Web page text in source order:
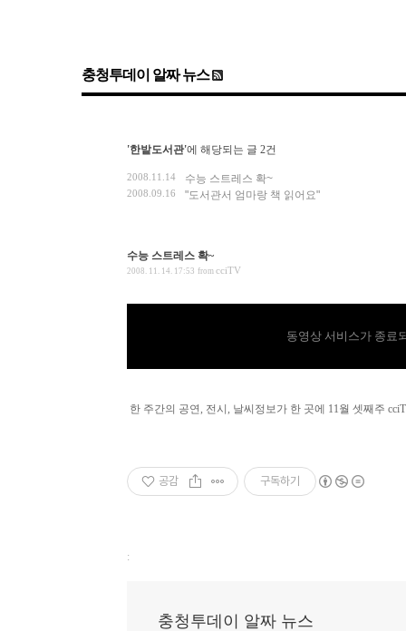
충청투데이 알짜 뉴스
'한밭도서관'에 해당되는 글 2건
2008.11.14 수능 스트레스 확~
2008.09.16 "도서관서 엄마랑 책 읽어요"
수능 스트레스 확~
2008. 11. 14. 17:53 from cciTV
동영상 서비스가 종료
한 주간의 공연, 전시, 날씨정보가 한 곳에 11월 셋째주
공감 구독하기
:
충청투데이 알짜 뉴스